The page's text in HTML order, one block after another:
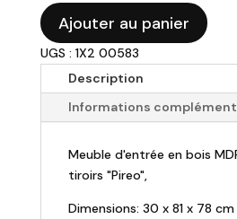
était :
239,00 €.
est :
quantité
de
Meuble
d'entrée
en
Ajouter au panier
UGS : 1X2 00583
Description
Informations
Meuble d'entrée en bois
tiroirs "Pireo",
Dimensions: 30 x 81 x 78 cm